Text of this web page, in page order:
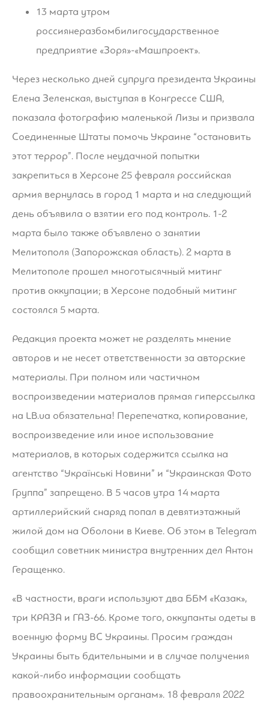
13 марта утром
россиянеразбомбилигосударственное
предприятие «Зоря»-«Машпроект».
Через несколько дней супруга президента Украины
Елена Зеленская, выступая в Конгрессе США,
показала фотографию маленькой Лизы и призвала
Соединенные Штаты помочь Украине “остановить
этот террор”. После неудачной попытки
закрепиться в Херсоне 25 февраля российская
армия вернулась в город 1 марта и на следующий
день объявила о взятии его под контроль. 1-2
марта было также объявлено о занятии
Мелитополя (Запорожская область). 2 марта в
Мелитополе прошел многотысячный митинг
против оккупации; в Херсоне подобный митинг
состоялся 5 марта.
Редакция проекта может не разделять мнение
авторов и не несет ответственности за авторские
материалы. При полном или частичном
воспроизведении материалов прямая гиперссылка
на LB.ua обязательна! Перепечатка, копирование,
воспроизведение или иное использование
материалов, в которых содержится ссылка на
агентство “Українськi Новини” и “Украинская Фото
Группа” запрещено. В 5 часов утра 14 марта
артиллерийский снаряд попал в девятиэтажный
жилой дом на Оболони в Киеве. Об этом в Telegram
сообщил советник министра внутренних дел Антон
Геращенко.
«В частности, враги используют два ББМ «Казак»,
три КРАЗА и ГАЗ-66. Кроме того, оккупанты одеты в
военную форму ВС Украины. Просим граждан
Украины быть бдительными и в случае получения
какой-либо информации сообщать
правоохранительным органам». 18 февраля 2022